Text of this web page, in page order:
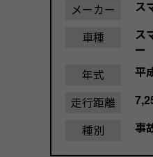
メーカー
ス
車種
ス
ー
年式
平
走行距離
種別
事